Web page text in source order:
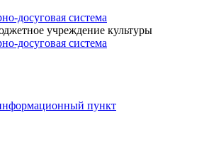
досуговая система
учреждение культуры
досуговая система
пункт